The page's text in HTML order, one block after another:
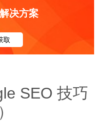
决方案
取
SEO 技巧